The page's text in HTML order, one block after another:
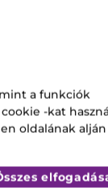
Opium
Control 50
a funkciók
-kat
oldalának alján